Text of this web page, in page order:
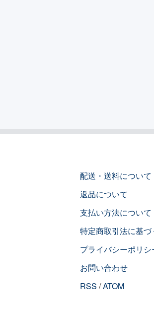
配送・送料について
返品について
支払い方法について
特定商取引法に基づ
プライバシーポリシ
お問い合わせ
RSS /ATOM